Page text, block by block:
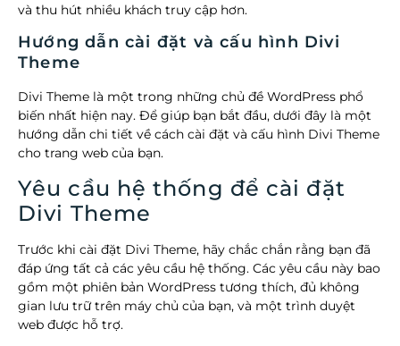
và thu hút nhiều khách truy cập hơn.
Hướng dẫn cài đặt và cấu hình Divi
Theme
Divi Theme là một trong những chủ đề WordPress phổ
biến nhất hiện nay. Để giúp bạn bắt đầu, dưới đây là một
hướng dẫn chi tiết về cách cài đặt và cấu hình Divi Theme
cho trang web của bạn.
Yêu cầu hệ thống để cài đặt
Divi Theme
Trước khi cài đặt Divi Theme, hãy chắc chắn rằng bạn đã
đáp ứng tất cả các yêu cầu hệ thống. Các yêu cầu này bao
gồm một phiên bản WordPress tương thích, đủ không
gian lưu trữ trên máy chủ của bạn, và một trình duyệt
web được hỗ trợ.